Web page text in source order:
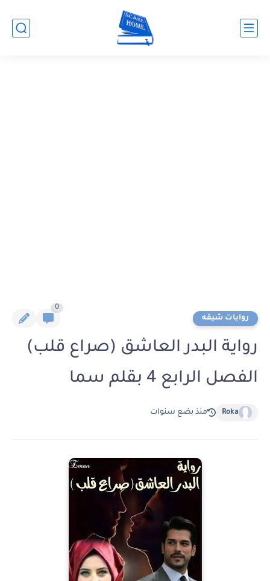
روايات شيقه
0
رواية البدر العاشق (صراع قلب)
الفصل الرابع 4 بقلم سما
Roka منذ بضع سنوات